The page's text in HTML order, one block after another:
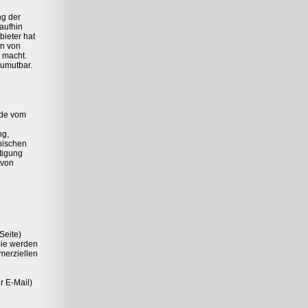
der
hat
von
vom
werden
E-Mail)